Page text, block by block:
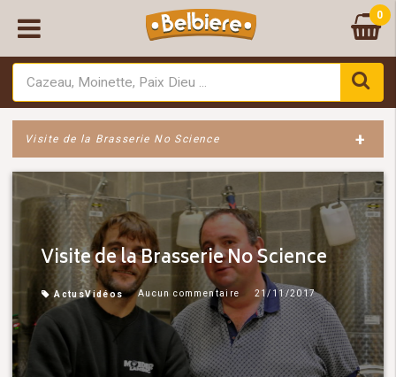
0
Visite de la Brasserie No Science +
Visite de la Brasserie No Science
ActusVidéos Aucun commentaire 21/11/2017